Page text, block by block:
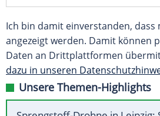
Ich bin damit einverstanden,
angezeigt werden. Damit können
Daten an Drittplattformen
dazu in unseren
Unsere Themen-Highlights